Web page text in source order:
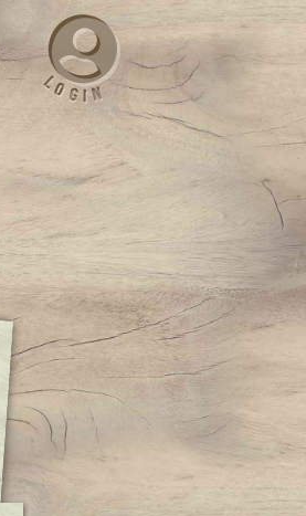
LOG IN